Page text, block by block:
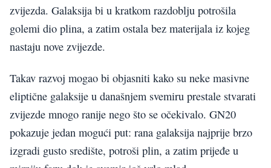
zvijezda. Galaksija bi u kratkom razdoblju potrošila
golemi dio plina, a zatim ostala bez materijala iz kojeg
nastaju nove zvijezde.
Takav razvoj mogao bi objasniti kako su neke masivne
eliptične galaksije u današnjem svemiru prestale stvarati
zvijezde mnogo ranije nego što se očekivalo. GN20
pokazuje jedan mogući put: rana galaksija najprije brzo
izgradi gusto središte, potroši plin, a zatim prijeđe u